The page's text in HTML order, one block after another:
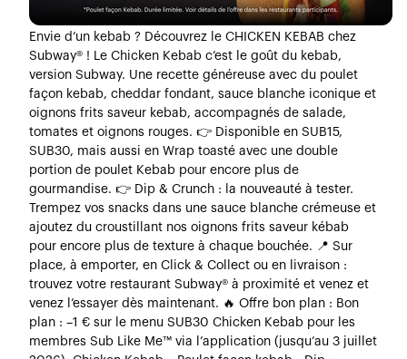
Envie d’un kebab ? Découvrez le CHICKEN KEBAB chez
Subway® ! Le Chicken Kebab c’est le goût du kebab,
version Subway. Une recette généreuse avec du poulet
façon kebab, cheddar fondant, sauce blanche iconique et
oignons frits saveur kebab, accompagnés de salade,
tomates et oignons rouges. 👉 Disponible en SUB15,
SUB30, mais aussi en Wrap toasté avec une double
portion de poulet Kebab pour encore plus de
gourmandise. 👉 Dip & Crunch : la nouveauté à tester.
Trempez vos snacks dans une sauce blanche crémeuse et
ajoutez du croustillant nos oignons frits saveur kébab
pour encore plus de texture à chaque bouchée. 📍 Sur
place, à emporter, en Click & Collect ou en livraison :
trouvez votre restaurant Subway® à proximité et venez et
venez l’essayer dès maintenant. 🔥 Offre bon plan : Bon
plan : –1 € sur le menu SUB30 Chicken Kebab pour les
membres Sub Like Me™ via l’application (jusqu’au 3 juillet